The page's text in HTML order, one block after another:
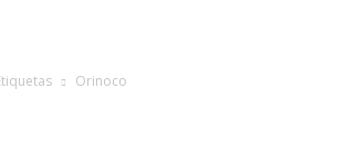
Orinoco